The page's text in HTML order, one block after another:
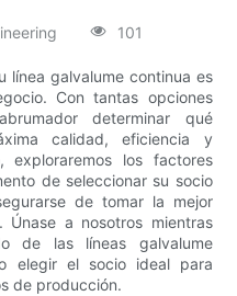
101
línea galvalume continua es
Con tantas opciones
determinar qué
calidad, eficiencia y
exploraremos los factores
de seleccionar su socio
de tomar la mejor
Únase a nosotros mientras
de las líneas galvalume
elegir el socio ideal para
de producción.